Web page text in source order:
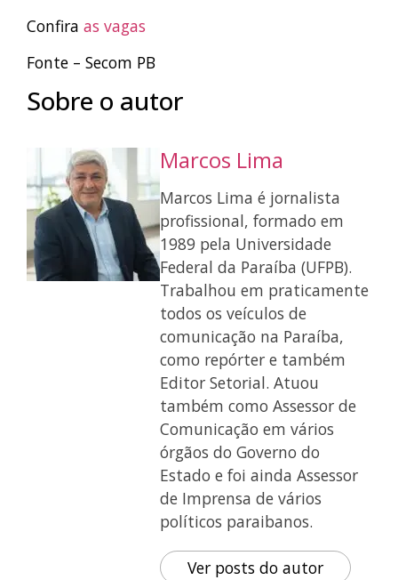
Confira as vagas
Fonte – Secom PB
Sobre o autor
Marcos Lima
Marcos Lima é jornalista
profissional, formado em
1989 pela Universidade
Federal da Paraíba (UFPB).
Trabalhou em praticamente
todos os veículos de
comunicação na Paraíba,
como repórter e também
Editor Setorial. Atuou
também como Assessor de
Comunicação em vários
órgãos do Governo do
Estado e foi ainda Assessor
de Imprensa de vários
políticos paraibanos.
Ver posts do autor